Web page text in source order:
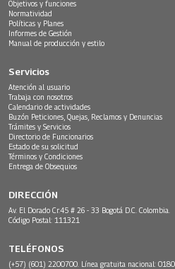
Objetivos y funciones
Normatividad
Políticas y Planes
Informes de Gestión
Manual de producción y estilo
Servicios
Atención al usuario
Trabaja con nosotros
Calendario de actividades
Buzón Peticiones, Quejas, Reclamos y Denuncias
Trámites y Servicios
Directorio de Funcionarios
Estado de su solicitud
Términos y Condiciones
Entrega de Obsequios
DIRECCIÓN
Av. El Dorado Cr.45 # 26 - 33 Bogotá D.C. Colombia.
Código Postal: 111321
TELÉFONOS
(+57) (601) 2200700. Línea gratuita nacional: